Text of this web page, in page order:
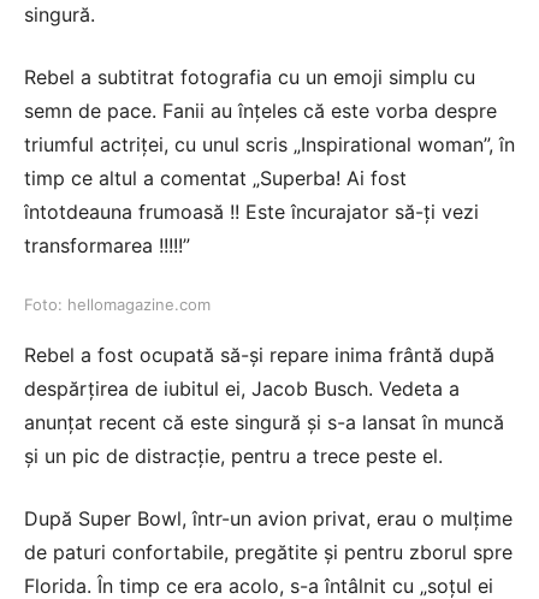
singură.
Rebel a subtitrat fotografia cu un emoji simplu cu
semn de pace. Fanii au înțeles că este vorba despre
triumful actriței, cu unul scris „Inspirational woman”, în
timp ce altul a comentat „Superba! Ai fost
întotdeauna frumoasă !! Este încurajator să-ți vezi
transformarea !!!!!”
Foto: hellomagazine.com
Rebel a fost ocupată să-și repare inima frântă după
despărțirea de iubitul ei, Jacob Busch. Vedeta a
anunțat recent că este singură și s-a lansat în muncă
și un pic de distracție, pentru a trece peste el.
După Super Bowl, într-un avion privat, erau o mulțime
de paturi confortabile, pregătite și pentru zborul spre
Florida. În timp ce era acolo, s-a întâlnit cu „soțul ei